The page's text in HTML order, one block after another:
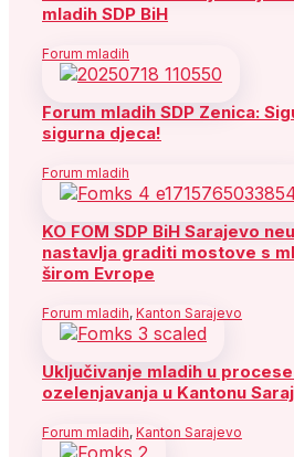
mladih SDP BiH
Forum mladih
Forum mladih SDP Zenica:
sigurna djeca!
Forum mladih
KO FOM SDP BiH Sarajevo
nastavlja graditi mostove s
širom Evrope
Forum mladih, Kanton Sarajevo
Uključivanje mladih u
ozelenjavanja u Kantonu
Forum mladih, Kanton Sarajevo